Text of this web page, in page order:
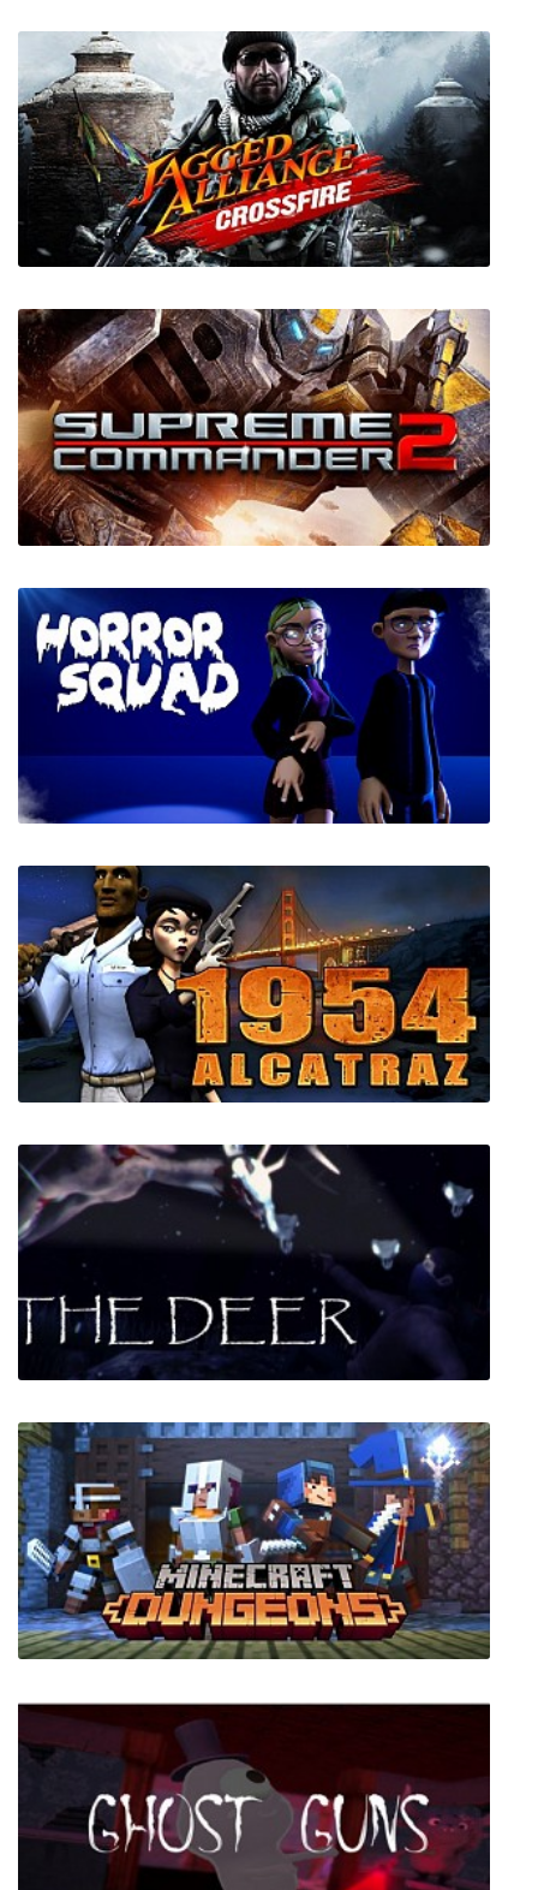
Emily is Away
Jagged Alliance: Crossfire
Supreme Commander 2
Horror Squad
1954 Alcatraz
The Deer
Minecraft Dungeons + Мультиплеер